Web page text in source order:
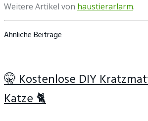
Weitere Artikel von haustierarlarm.
Ähnliche Beiträge
🤫 Kostenlose DIY
Katze 🐈